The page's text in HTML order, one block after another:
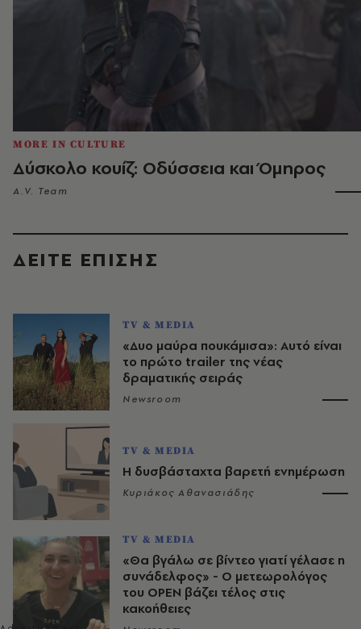
MORE IN CULTURE
Δύσκολο κουίζ: Οδύσσεια και Όμηρος
A.V. Team
ΔΕΙΤΕ ΕΠΙΣΗΣ
TV & MEDIA
«Δυο μαύρα πουκάμισα»: Αυτό είναι
το πρώτο trailer της νέας
δραματικής σειράς
Newsroom
TV & MEDIA
Η δυσβάσταχτα βαρετή ενημέρωση
Κυριάκος Αθανασιάδης
TV & MEDIA
«Θα βγάλω σε βίντεο γιατί γέλασε η
συνάδελφος» - Ο μετεωρολόγος
του OPEN βάζει τέλος στις
κακοήθειες